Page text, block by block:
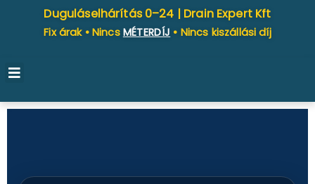
Duguláselhárítás 0–24 | Drain Expert Kft
Fix árak • Nincs MÉTERDÍJ • Nincs kiszállási díj